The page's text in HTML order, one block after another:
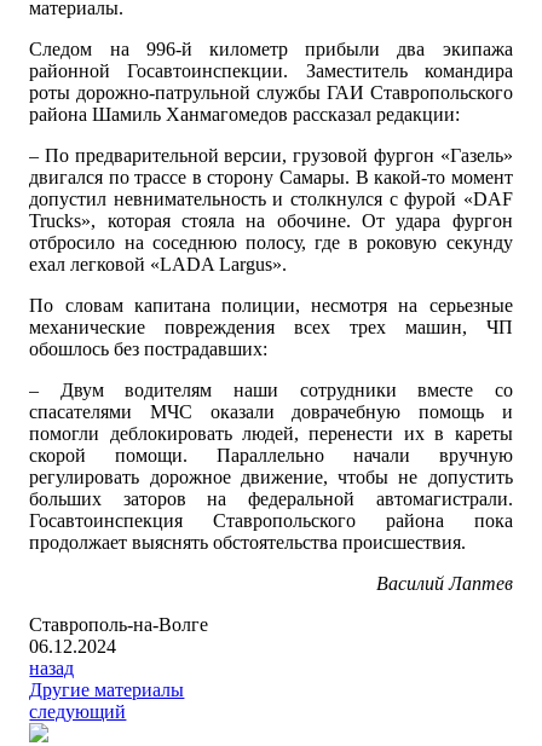
материалы.
Следом на 996-й километр прибыли два экипажа
районной Госавтоинспекции. Заместитель командира
роты дорожно-патрульной службы ГАИ Ставропольского
района Шамиль Ханмагомедов рассказал редакции:
– По предварительной версии, грузовой фургон «Газель»
двигался по трассе в сторону Самары. В какой-то момент
допустил невнимательность и столкнулся с фурой «DAF
Trucks», которая стояла на обочине. От удара фургон
отбросило на соседнюю полосу, где в роковую секунду
ехал легковой «LADA Largus».
По словам капитана полиции, несмотря на серьезные
механические повреждения всех трех машин, ЧП
обошлось без пострадавших:
– Двум водителям наши сотрудники вместе со
спасателями МЧС оказали доврачебную помощь и
помогли деблокировать людей, перенести их в кареты
скорой помощи. Параллельно начали вручную
регулировать дорожное движение, чтобы не допустить
больших заторов на федеральной автомагистрали.
Госавтоинспекция Ставропольского района пока
продолжает выяснять обстоятельства происшествия.
Василий Лаптев
Ставрополь-на-Волге
06.12.2024
назад
Другие материалы
следующий